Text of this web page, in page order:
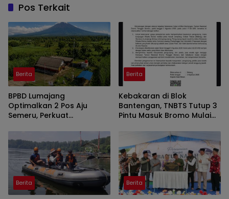
Pos Terkait
Berita
BPBD Lumajang
Optimalkan 2 Pos Aju
Semeru, Perkuat
Rawan Lahar
Berita
Kebakaran di Blok
Bantengan, TNBTS Tutup 3
Pintu Masuk Bromo Mulai
Berita Berita